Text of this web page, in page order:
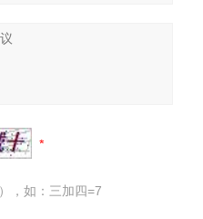
，如：三加四=7